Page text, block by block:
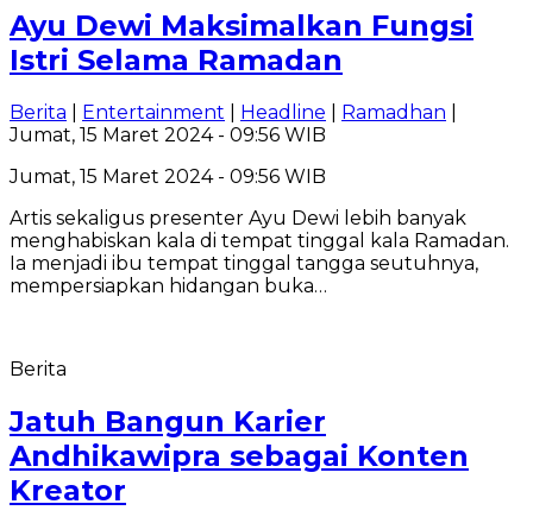
Ayu Dewi Maksimalkan Fungsi
Istri Selama Ramadan
Berita Entertainment Headline Ramadhan
Jumat, 15 Maret 2024 - 09:56 WIB
Jumat, 15 Maret 2024 - 09:56 WIB
Artis sekaligus presenter Ayu Dewi lebih banyak
menghabiskan kala di tempat tinggal kala Ramadan.
Ia menjadi ibu tempat tinggal tangga seutuhnya,
mempersiapkan hidangan buka…
Berita
Jatuh Bangun Karier
Andhikawipra sebagai Konten
Kreator